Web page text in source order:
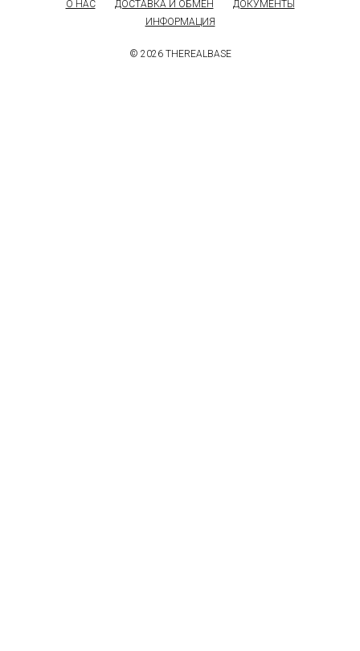
О НАС ДОСТАВКА И ОБМЕН
ДОКУМЕНТЫ
ИНФОРМАЦИЯ
© 2026 THEREALBASE